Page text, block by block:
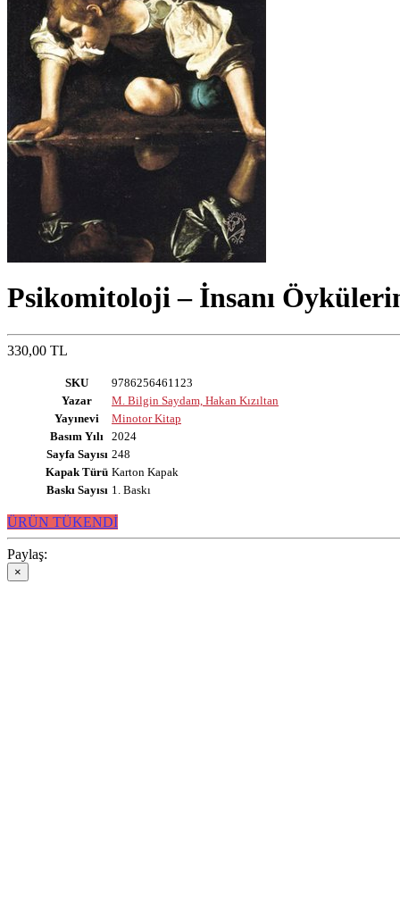
Psikomitoloji – İnsanı
330,00 TL
SKU
9786256461123
Yazar
M. Bilgin Saydam, Hakan Kızıltan
Yayınevi
Minotor Kitap
Basım Yılı
2024
Sayfa Sayısı 248
Kapak Türü Karton Kapak
Baskı Sayısı 1. Baskı
ÜRÜN TÜKENDİ
Paylaş:
×